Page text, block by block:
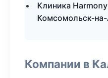
Клиника
Комсомольск-
Компании в